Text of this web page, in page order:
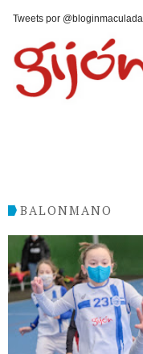
Tweets por @bloginmaculada
BALONMANO